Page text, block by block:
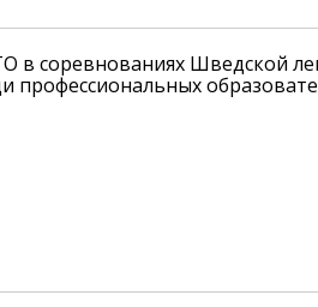
соревнованиях Шведской
профессиональных